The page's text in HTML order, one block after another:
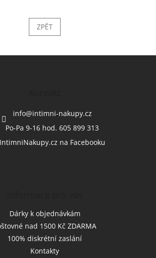
ZPĚT
info@intimni-nakupy.cz
Po-Pa 9-16 hod. 605 899 313
IntimniNakupy.cz na Facebooku
Dárky k objednávkám
nad 1500 Kč ZDARMA
100% diskrétní zaslání
Kontakty